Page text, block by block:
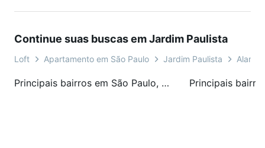
garagem fixas com tamanho mais que suficiente para 4
Continue suas buscas em Jardim Paulista
Loft Apartamento em São Paulo Jardim Paulista
Principais bairros em São Paulo, SP